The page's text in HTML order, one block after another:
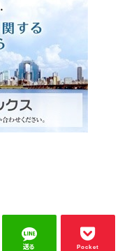
送る Pocket